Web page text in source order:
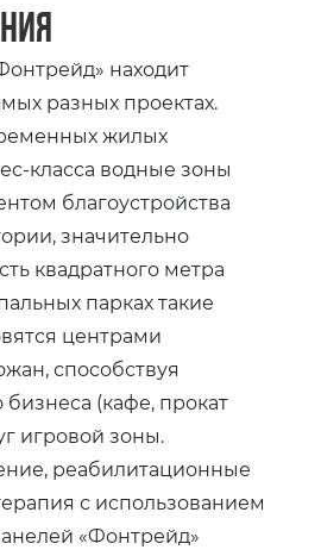
находит
разных проектах.
жилых
класса водные зоны
благоустройства
значительно
квадратного метра
парках такие
центрами
способствуя
(кафе, прокат
игровой зоны.
реабилитационные
с использованием
«Фонтрейд»